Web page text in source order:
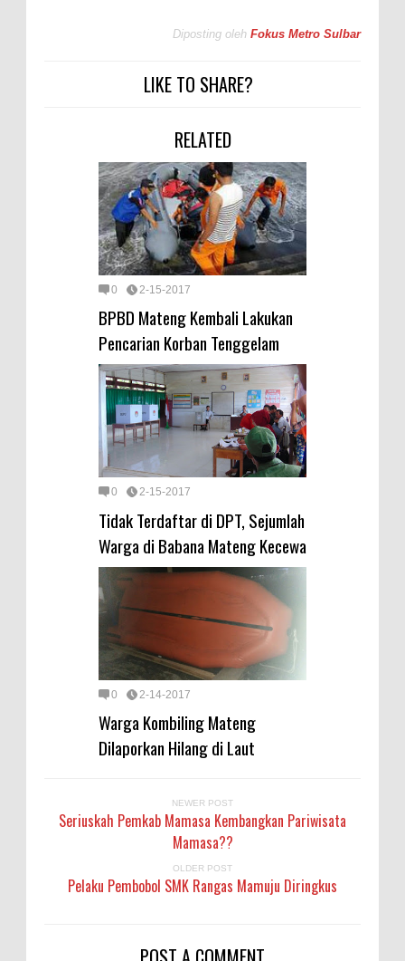
Diposting oleh Fokus Metro Sulbar
LIKE TO SHARE?
RELATED
0 2-15-2017
BPBD Mateng Kembali Lakukan
Pencarian Korban Tenggelam
0 2-15-2017
Tidak Terdaftar di DPT, Sejumlah
Warga di Babana Mateng Kecewa
0 2-14-2017
Warga Kombiling Mateng
Dilaporkan Hilang di Laut
NEWER POST
Seriuskah Pemkab Mamasa Kembangkan Pariwisata
Mamasa??
OLDER POST
Pelaku Pembobol SMK Rangas Mamuju Diringkus